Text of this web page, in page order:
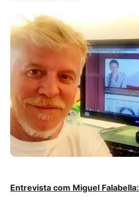
Entrevista com Miguel Falabella: